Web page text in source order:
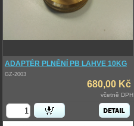
ADAPTÉR PLNĚNÍ PB LAHVE 10KG
GZ-2003
680,00 Kč
včetně DPH